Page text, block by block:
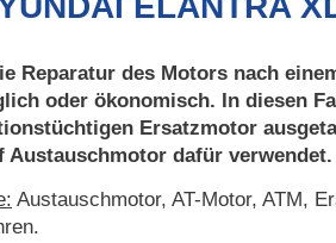
Reparatur des Motors nach
oder ökonomisch. In diesen
Ersatzmotor
dafür verwendet.
Austauschmotor, AT-Motor, ATM,